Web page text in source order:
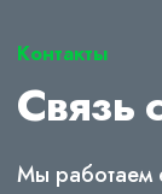
Контакты
Связь
Мы работаем